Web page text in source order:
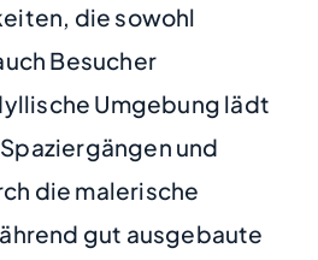
die sowohl
Besucher
Umgebung lädt
und
die malerische
gut ausgebaute